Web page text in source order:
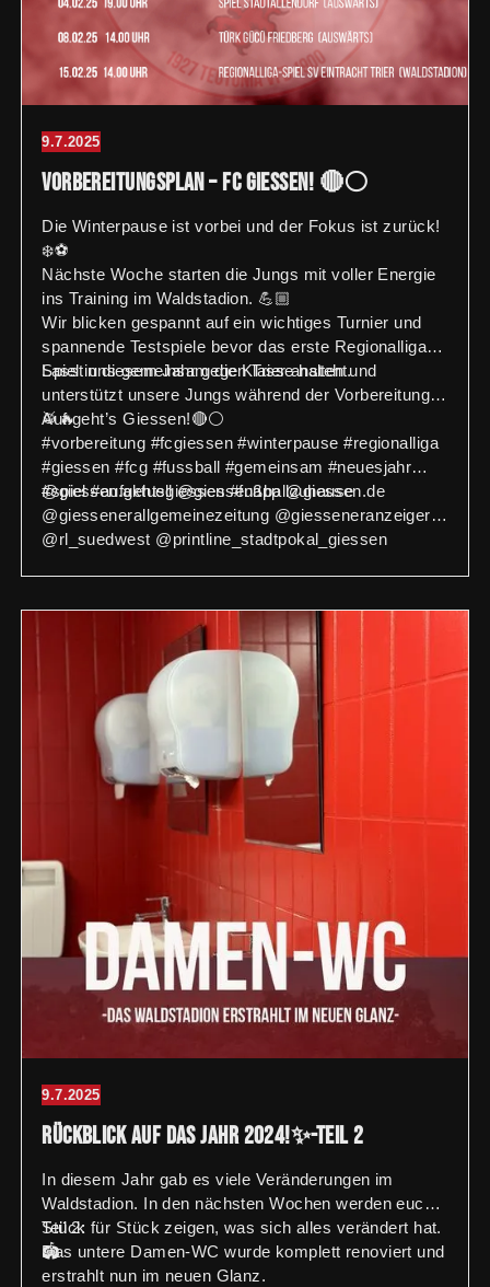
9.7.2025
Vorbereitungsplan – FC Giessen! 🔴⚪️
Die Winterpause ist vorbei und der Fokus ist zurück!
❄️⚽
Nächste Woche starten die Jungs mit voller Energie
ins Training im Waldstadion. 💪🏼
Wir blicken gespannt auf ein wichtiges Turnier und
spannende Testspiele bevor das erste Regionalliga-
Spiel in diesem Jahr gegen Trier ansteht.
Lasst uns gemeinsam die Klasse halten und
unterstützt unsere Jungs während der Vorbereitung!
🥁🔥
Auf geht’s Giessen!🔴⚪️
#vorbereitung #fcgiessen #winterpause #regionalliga
#giessen #fcg #fussball #gemeinsam #neuesjahr
#spiel #aufgehtsgiessen #fußballzuhause
@giessen.aktuell @giessenapp @giessen.de
@giessenerallgemeinezeitung @giesseneranzeiger
@rl_suedwest @printline_stadtpokal_giessen
9.7.2025
Rückblick auf das Jahr 2024!✨-Teil 2
In diesem Jahr gab es viele Veränderungen im
Waldstadion. In den nächsten Wochen werden euch
Stück für Stück zeigen, was sich alles verändert hat.
🏟️
Teil 2:
Das untere Damen-WC wurde komplett renoviert und
erstrahlt nun im neuen Glanz.